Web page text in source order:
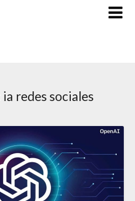
ia redes sociales